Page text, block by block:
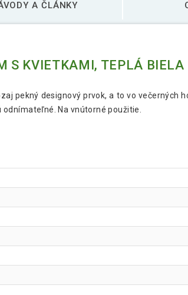
A ČLÁNKY
S KVIETKAMI, TEPLÁ BIELA
pekný designový prvok, a to vo večerných
Na vnútorné použitie.